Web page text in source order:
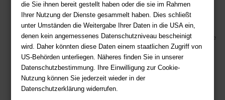
die Sie ihnen bereit gestellt haben oder die sie im Rahmen
Ihrer Nutzung der Dienste gesammelt haben. Dies schließt
unter Umständen die Weitergabe Ihrer Daten in die USA ein,
denen kein angemessenes Datenschutzniveau bescheinigt
wird. Daher könnten diese Daten einem staatlichen Zugriff von
US-Behörden unterliegen. Näheres finden Sie in unserer
Datenschutzbestimmung. Ihre Einwilligung zur Cookie-
Nutzung können Sie jederzeit wieder in der
Datenschutzerklärung widerrufen.
Kostenloser Versand ab 36,- EUR Bestellwert
Sicherer Online Shop und Zahlung mit SSL-Verschlüsselung
Viele Zahlungsmethoden wie PayPal, Amazon Payment, Vorkasse
Zahlweisen